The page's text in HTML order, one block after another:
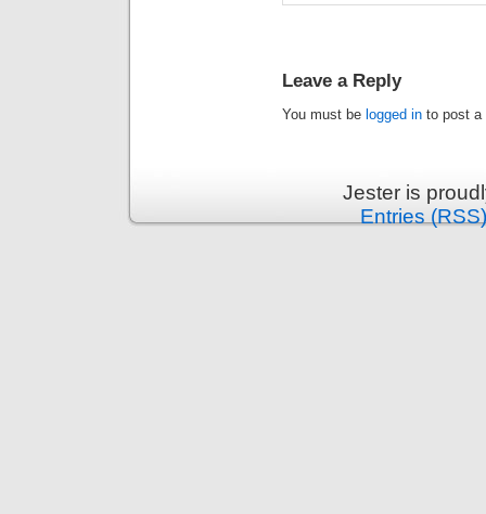
Leave a Reply
You must be logged in to post a
Jester is
Entries (RSS)